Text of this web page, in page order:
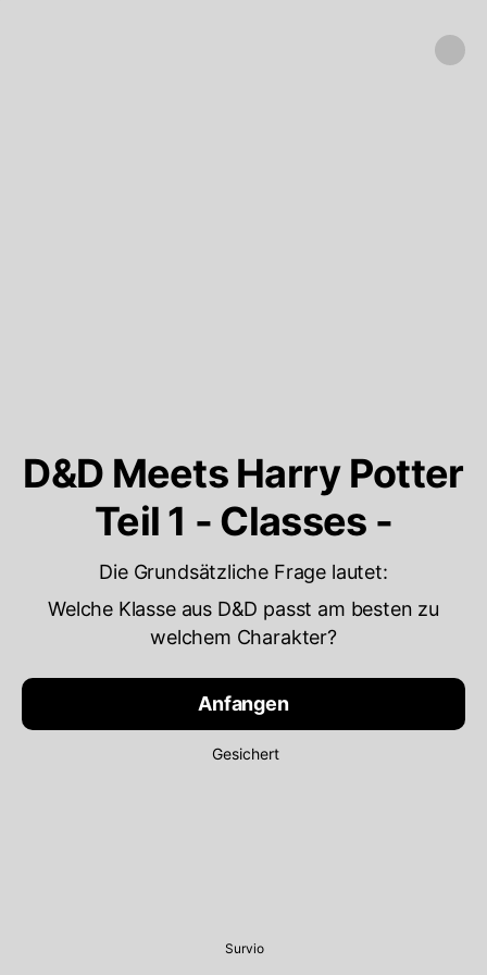
D&D Meets Harry Potter
Teil 1 - Classes -
Die Grundsätzliche Frage lautet:
Welche Klasse aus D&D passt am besten zu
welchem Charakter?
Anfangen
Gesichert
Survio